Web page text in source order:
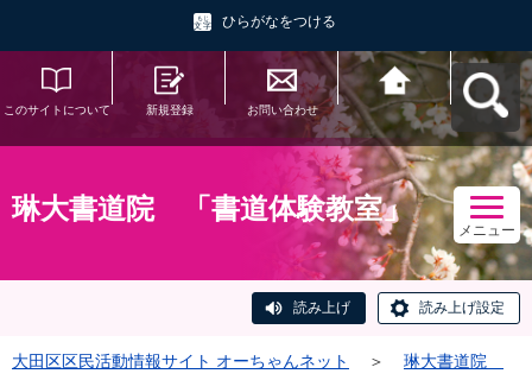
ひらがなをつける
このサイトについて 新規登録 お問い合わせ
大田区区民活動情報
サイト オーちゃんネ
ットへ戻る
琳大書道院 「書道体験教室」
メニュー
読み上げ 読み上げ設定
大田区区民活動情報サイト オーちゃんネット ＞
琳大書道院